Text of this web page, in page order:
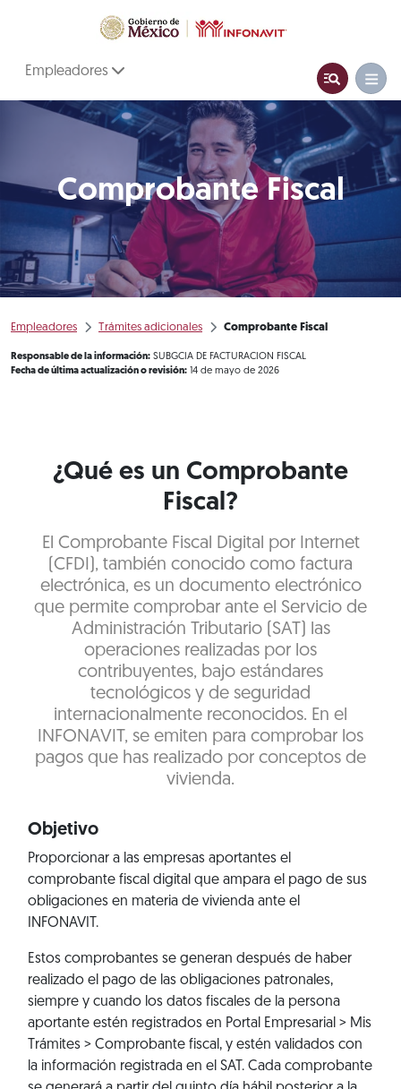
Empleadores
Comprobante Fiscal
Empleadores Trámites adicionales Comprobante Fiscal
Responsable de la información: SUBGCIA DE FACTURACION FISCAL
Fecha de última actualización o revisión: 14 de mayo de 2026
¿Qué es un Comprobante
Fiscal?
El Comprobante Fiscal Digital por Internet
(CFDI), también conocido como factura
electrónica, es un documento electrónico
que permite comprobar ante el Servicio de
Administración Tributario (SAT) las
operaciones realizadas por los
contribuyentes, bajo estándares
tecnológicos y de seguridad
internacionalmente reconocidos. En el
INFONAVIT, se emiten para comprobar los
pagos que has realizado por conceptos de
vivienda.
Objetivo
Proporcionar a las empresas aportantes el
comprobante fiscal digital que ampara el pago de sus
obligaciones en materia de vivienda ante el
INFONAVIT.
Estos comprobantes se generan después de haber
realizado el pago de las obligaciones patronales,
siempre y cuando los datos fiscales de la persona
aportante estén registrados en Portal Empresarial > Mis
Trámites > Comprobante fiscal , y estén validados con
la información registrada en el SAT. Cada comprobante